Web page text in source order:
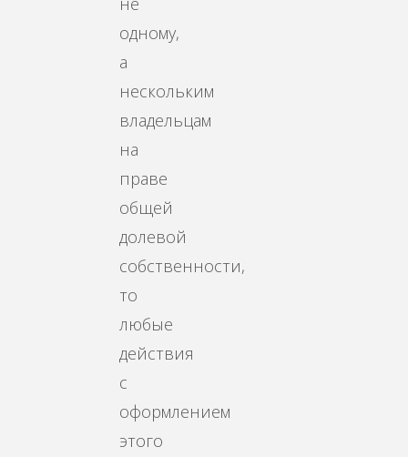
одному,
а
нескольким
владельцам
на
праве
общей
долевой
собственности,
то
любые
действия
с
оформлением
этого